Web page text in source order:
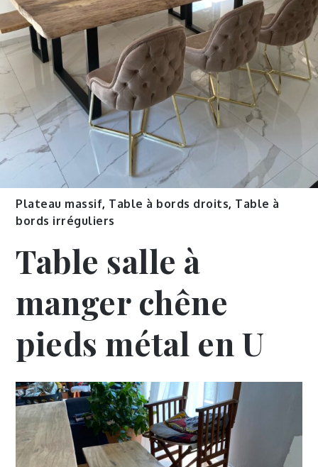
Plateau massif, Table à bords droits, Table à
bords irréguliers
Table salle à
manger chêne
pieds métal en U